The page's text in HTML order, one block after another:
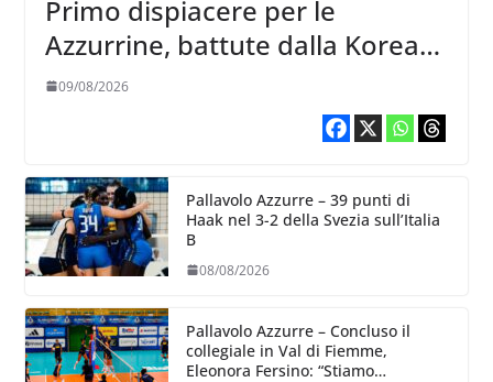
Primo dispiacere per le
Azzurrine, battute dalla Korea
3-1
09/08/2026
Pallavolo Azzurre – 39 punti di
Haak nel 3-2 della Svezia sull’Italia
B
08/08/2026
Pallavolo Azzurre – Concluso il
collegiale in Val di Fiemme,
Eleonora Fersino: “Stiamo